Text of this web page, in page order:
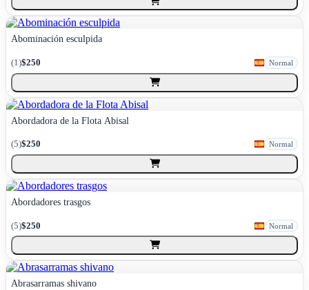
Abominación esculpida
(1)$250 Normal
Abordadora de la Flota Abisal
(5)$250 Normal
Abordadores trasgos
(5)$250 Normal
Abrasarramas shivano